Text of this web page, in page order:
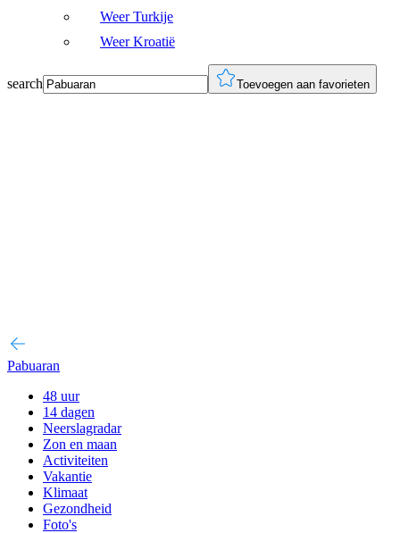
Weer Turkije
Weer Kroatië
search Toevoegen aan favorieten
Pabuaran
48 uur
14 dagen
Neerslagradar
Zon en maan
Activiteiten
Vakantie
Klimaat
Gezondheid
Foto's